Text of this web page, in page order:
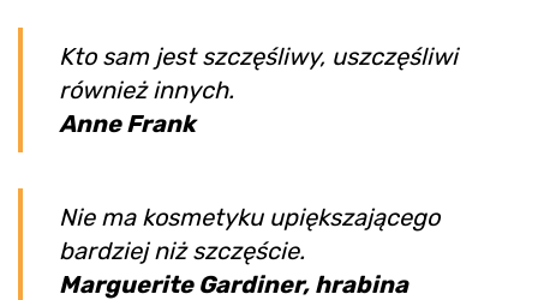
Kto sam jest szczęśliwy, uszczęśliwi
również innych.
Anne Frank
Nie ma kosmetyku upiększającego
bardziej niż szczęście.
Marguerite Gardiner, hrabina